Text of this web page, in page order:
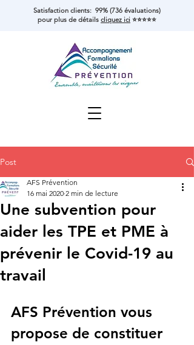
Satisfaction clients: 99% (736 évaluations)
pour plus de détails cliquez ici ⭐⭐⭐⭐⭐
Post
Une subvention pour
aider les TPE et PME à
prévenir le Covid-19 au
travail
AFS Prévention
16 mai 2020 2 min de lecture
AFS Prévention vous
propose de constituer